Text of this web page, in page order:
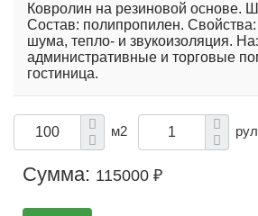
Ковролин на резиновой основе.
Состав: полипропилен.
шума, тепло- и звукоизоляция.
административные и торговые
гостиница.
м2
Сумма: 115000 ₽